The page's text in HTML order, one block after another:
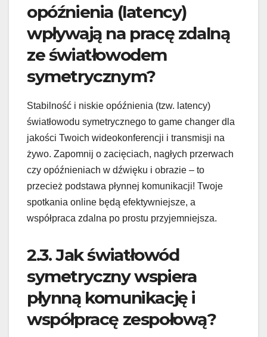
opóźnienia (latency)
wpływają na pracę zdalną
ze światłowodem
symetrycznym?
Stabilność i niskie opóźnienia (tzw. latency)
światłowodu symetrycznego to game changer dla
jakości Twoich wideokonferencji i transmisji na
żywo. Zapomnij o zacięciach, nagłych przerwach
czy opóźnieniach w dźwięku i obrazie – to
przecież podstawa płynnej komunikacji! Twoje
spotkania online będą efektywniejsze, a
współpraca zdalna po prostu przyjemniejsza.
2.3. Jak światłowód
symetryczny wspiera
płynną komunikację i
współpracę zespołową?